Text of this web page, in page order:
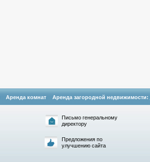
Аренда комнат Аренда загородной недвижимости:
Письмо генеральному
директору
Предложения по
улучшению сайта